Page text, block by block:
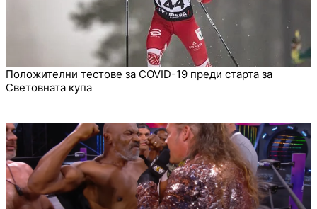
Положителни тестове за COVID-19 преди старта за
Световната купа